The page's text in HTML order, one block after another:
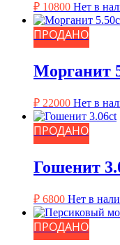
₽ 10800 Нет в
ПРОДАНО
Морганит
₽ 22000 Нет в
ПРОДАНО
Гошенит
₽ 6800 Нет в
ПРОДАНО